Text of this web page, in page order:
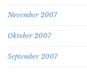
November 2007
Oktober 2007
September 2007